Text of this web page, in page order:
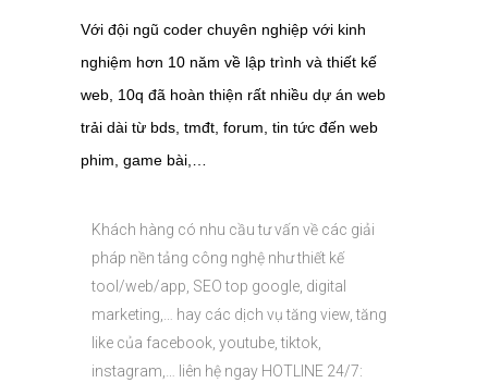
Với đội ngũ coder chuyên nghiệp với kinh
nghiệm hơn 10 năm về lập trình và thiết kế
web, 10q đã hoàn thiện rất nhiều dự án web
trải dài từ bds, tmđt, forum, tin tức đến web
phim, game bài,…
Khách hàng có nhu cầu tư vấn về các giải
pháp nền tảng công nghệ như thiết kế
tool/web/app, SEO top google, digital
marketing,… hay các dịch vụ tăng view, tăng
like của facebook, youtube, tiktok,
instagram,… liên hệ ngay HOTLINE 24/7: